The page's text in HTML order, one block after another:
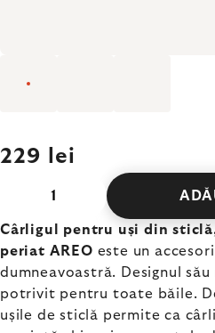
229 lei
Cârligul pentru uși din
periat AREO este un
dumneavoastră. Designul
potrivit pentru toate băile.
ușile de sticlă permite ca